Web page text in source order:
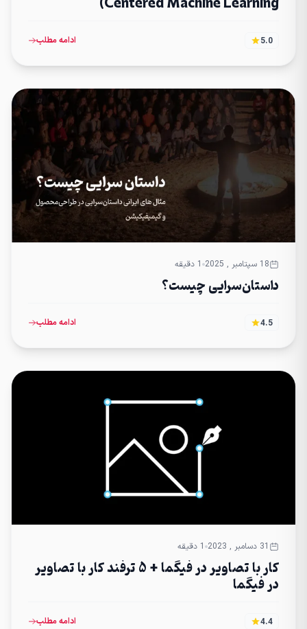
5.0 ادامه مطلب
18 سپتامبر , 2025 1 دقیقه
داستان‌سرایی چیست؟
4.5 ادامه مطلب
31 دسامبر , 2023 1 دقیقه
کار با تصاویر در فیگما + 5 ترفند کار با تصاویر
در فیگما
4.4 ادامه مطلب